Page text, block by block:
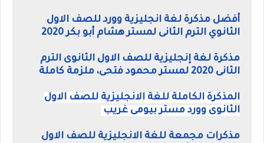
أفضل مذكرة لغة انجليزية وورد للصف الاول
الثانوي الترم الثانى لمستر هشام أبو بكر 2020
مذكرة لغة إنجليزية للصف الاول الثانوى الترم
الثانى 2020 لمستر محمود فتحى، ملزمة كاملة
المذكرة الكاملة للغة الانجليزية للصف الاول
الثانوى وورد مستر بيومى غريب
مذكرات مجمعة للغة الانجليزية للصف الاول